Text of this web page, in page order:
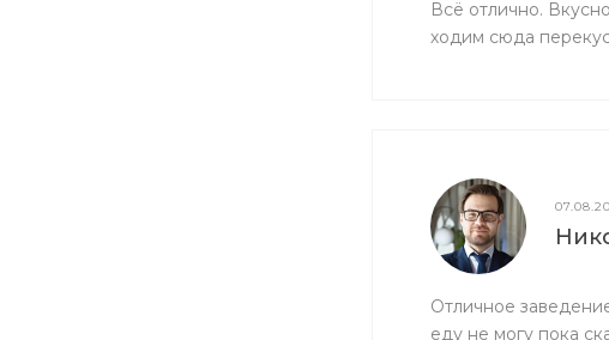
Всё отлично.
ходим сюда
Отличное
еду не могу пока